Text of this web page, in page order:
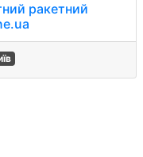
ракетний